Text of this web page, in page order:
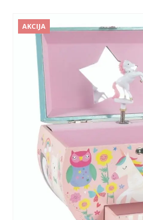
AKCIJA